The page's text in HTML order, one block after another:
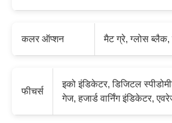
कलर ऑप्शन मैट ग्रे, ग्लोस ब्लैक,
फीचर्स
इको इंडिकेटर, डिजिटल
गेज, हजार्ड वार्निंग इंडिकेटर,